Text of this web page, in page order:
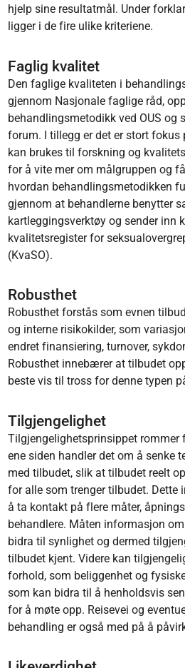
hjelp sine resultatmål. Under
ligger i de fire ulike kriteriene.
Faglig kvalitet
Den faglige kvaliteten i
gjennom Nasjonale faglige råd,
behandlingsmetodikk ved OUS og
forum. I tillegg er det er stort
kan brukes til forskning og
for å vite mer om målgruppen og
hvordan behandlingsmetodikken
gjennom at behandlerne benytter
kartleggingsverktøy og sender inn
kvalitetsregister for
(KvaSO).
Robusthet
Robusthet forstås som evnen
og interne risikokilder, som
endret finansiering, turnover,
Robusthet innebærer at tilbudet
beste vis til tross for denne typen
Tilgjengelighet
Tilgjengelighetsprinsippet rommer
ene siden handler det om å senke
med tilbudet, slik at tilbudet reelt
for alle som trenger tilbudet. Dette
å ta kontakt på flere måter,
behandlere. Måten informasjon
bidra til synlighet og dermed
tilbudet kjent. Videre kan
forhold, som beliggenhet og
som kan bidra til å henholdsvis
for å møte opp. Reisevei og
behandling er også med på å